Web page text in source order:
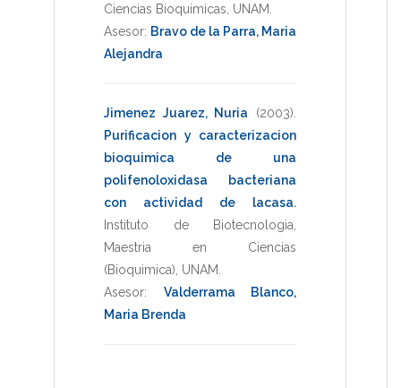
Ciencias Bioquimicas UNAM
Asesor: Bravo de la Parra, Maria
Alejandra
Jimenez Juarez, Nuria (2003)
Purificacion y caracterizacion
bioquimica de una
polifenoloxidasa bacteriana
con actividad de lacasa.
Instituto de Biotecnologia
Maestria en Ciencias
(Bioquimica) UNAM
Asesor: Valderrama Blanco,
Maria Brenda